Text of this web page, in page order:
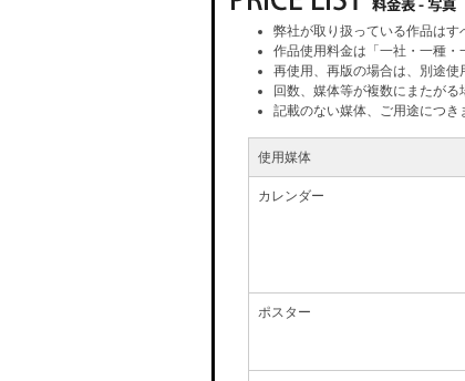
弊社が取り扱っている作品はす
作品使用料金は「一社・一種・
再使用、再版の場合は、別途使
回数、媒体等が複数にまたがる
記載のない媒体、ご用途につき
使用媒体
カレンダー
ポスター